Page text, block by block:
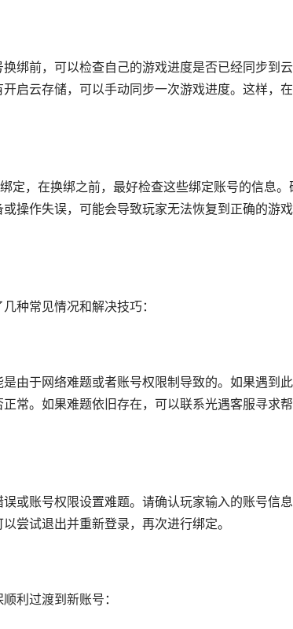
绑前，可以检查自己的游戏进度是否已经同步到云
启云存储，可以手动同步一次游戏进度。这样，
定，在换绑之前，最好检查这些绑定账号的信息。
操作失误，可能会导致玩家无法恢复到正确的游
种常见情况和解决技巧：
由于网络难题或者账号权限制导致的。如果遇到
常。如果难题依旧存在，可以联系光遇客服寻求帮
或账号权限设置难题。请确认玩家输入的账号信
尝试退出并重新登录，再次进行绑定。
利过渡到新账号：